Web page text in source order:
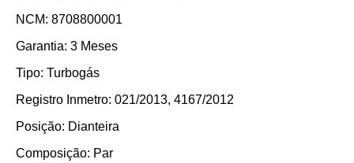
NCM: 8708800001
Garantia: 3 Meses
Tipo: Turbogás
Registro Inmetro: 021/2013, 4167/2012
Posição: Dianteira
Composição: Par